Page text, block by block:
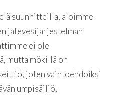
suunnitteilla, aloimme
jätevesijärjestelmän
ei ole
mutta mökillä on
joten vaihtoehdoiksi
umpisäiliö,